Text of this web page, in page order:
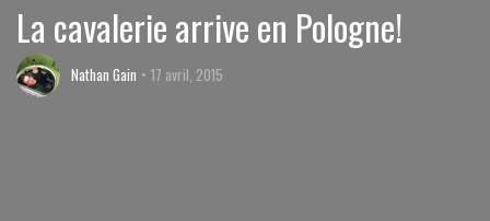
La cavalerie arrive en Pologne!
Nathan Gain 17 avril, 2015